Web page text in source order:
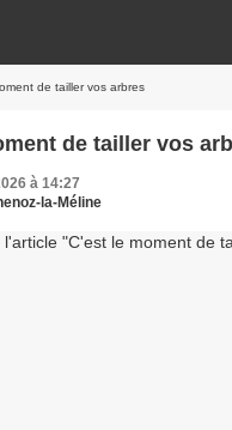
de tailler vos arbres
de tailler vos
à 14:27
la-Méline